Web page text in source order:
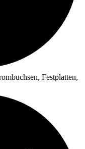
Festplatten,